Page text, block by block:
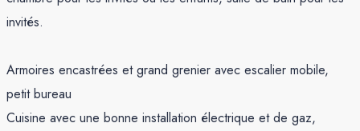
invités.
Armoires encastrées et grand grenier avec escalier mobile,
petit bureau
Cuisine avec une bonne installation électrique et de gaz,